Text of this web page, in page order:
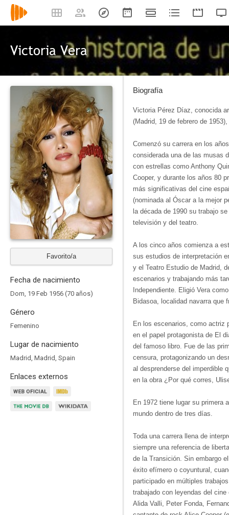
Victoria Vera
Favorito/a
Fecha de nacimiento
Dom, 19 Feb 1956 (70 años)
Género
Femenino
Lugar de nacimiento
Madrid, Madrid, Spain
Enlaces externos
Biografía
Victoria Pérez Díaz, conocida
(Madrid, 19 de febrero de
Comenzó su carrera en los
considerada una de las musas
con estrellas como Anthony
Cooper, y durante los años 80
más significativas del cine
(nominada al Óscar a la mejor
la década de 1990 su trabajo
televisión y del teatro.
A los cinco años comienza a
sus estudios de interpretación
y el Teatro Estudio de Madrid,
escenarios y trabajando más
Independiente. Eligió Vera
Bidasoa, localidad navarra que
En los escenarios, como actriz
en el papel protagonista de El
del famoso libro. Fue de las
censura, protagonizando un
al desprenderse del imperdible
en la obra ¿Por qué corres,
En 1972 tiene lugar su primera
mundo dentro de tres días.
Toda una carrera llena de
siempre una referencia de
de la Transición. Sin embargo
éxito efímero o coyuntural,
participado en múltiples
trabajado con leyendas del
Alida Valli, Peter Fonda,